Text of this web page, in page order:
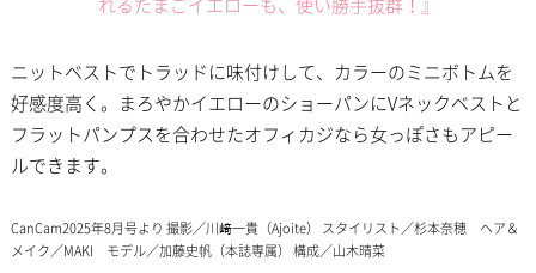
ニットベストでトラッドに味付けして、カラーのミニボトムを
好感度高く。まろやかイエローのショーパンにVネックベストと
フラットパンプスを合わせたオフィカジなら女っぽさもアピー
ルできます。
CanCam2025年8月号より 撮影／川﨑一貴（Ajoite） スタイリスト／杉本奈穂 ヘア＆
メイク／MAKI モデル／加藤史帆（本誌専属） 構成／山木晴菜